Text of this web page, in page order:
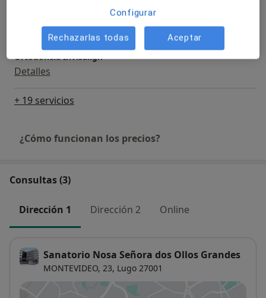
Detalles
Ortodoncia Invisalign
Detalles
+ 19 servicios
¿Cómo funcionan los precios?
Consultas (3)
Dirección 1 Dirección 2 Online
Sanatorio Nosa Señora dos Ollos Grandes
MONTEVIDEO, 23, Lugo 27001
Configurar
Rechazarlas todas Aceptar